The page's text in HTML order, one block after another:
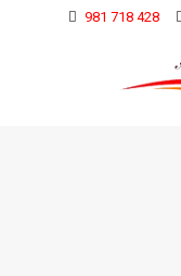
981 718 428